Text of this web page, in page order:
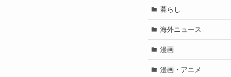
暮らし
海外ニュース
漫画
漫画・アニメ